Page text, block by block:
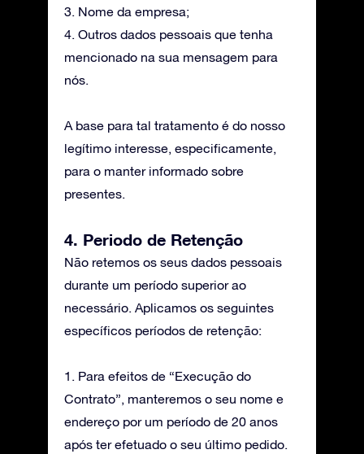
3. Nome da empresa;
4. Outros dados pessoais que tenha
mencionado na sua mensagem para
nós.
A base para tal tratamento é do nosso
legítimo interesse, especificamente,
para o manter informado sobre
presentes.
4. Periodo de Retenção
Não retemos os seus dados pessoais
durante um período superior ao
necessário. Aplicamos os seguintes
específicos períodos de retenção:
1. Para efeitos de “Execução do
Contrato”, manteremos o seu nome e
endereço por um período de 20 anos
após ter efetuado o seu último pedido.